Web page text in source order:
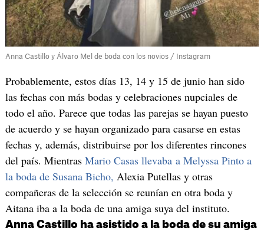
Anna Castillo y Álvaro Mel de boda con los novios / Instagram
Probablemente, estos días 13, 14 y 15 de junio han sido
las fechas con más bodas y celebraciones nupciales de
todo el año. Parece que todas las parejas se hayan puesto
de acuerdo y se hayan organizado para casarse en estas
fechas y, además, distribuirse por los diferentes rincones
del país. Mientras Mario Casas llevaba a Melyssa Pinto a
la boda de Susana Bicho, Alexia Putellas y otras
compañeras de la selección se reunían en otra boda y
Aitana iba a la boda de una amiga suya del instituto.
Anna Castillo ha asistido a la boda de su amiga